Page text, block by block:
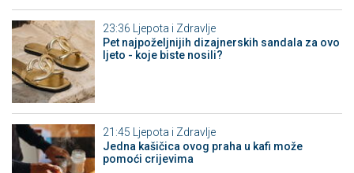
23:36
Ljepota i Zdravlje
Pet najpoželjnijih dizajnerskih sandala za ovo
ljeto - koje biste nosili?
21:45 Ljepota i Zdravlje
Jedna kašičica ovog praha u kafi može
pomoći crijevima